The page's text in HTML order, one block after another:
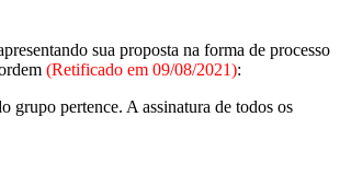
sua proposta na forma de processo
(Retificado em 09/08/2021):
grupo pertence. A assinatura de todos os